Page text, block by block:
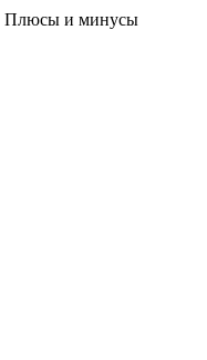
Плюсы и минусы